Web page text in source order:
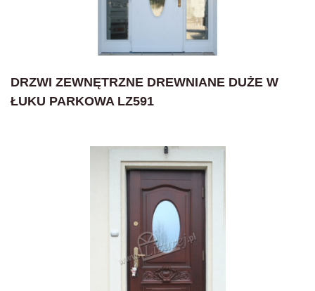
DRZWI ZEWNĘTRZNE DREWNIANE DUŻE W
ŁUKU PARKOWA LZ591